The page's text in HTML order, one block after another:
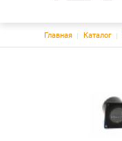
Строка
Главная Каталог